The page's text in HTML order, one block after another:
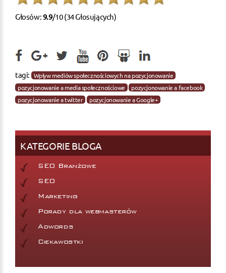
Głosów:9.9/10 (34 Głosujących)
tagi: Wpływ mediów społecznościowych na pozycjonowanie
pozycjonowanie a media społecznościowe
pozycjonowanie a facebook
pozycjonowanie a twitter
pozycjonowanie a Google+
KATEGORIE BLOGA
SEO Branżowe
SEO
Marketing
Porady dla webmasterów
Adwords
Ciekawostki